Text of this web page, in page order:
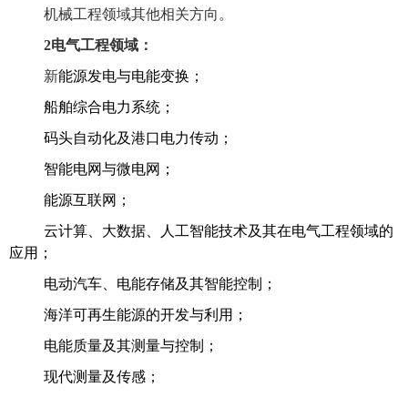
机械工程领域其他相关方向。
2电气工程领域：
新能源发电与电能变换；
船舶综合电力系统；
码头自动化及港口电力传动；
智能电网与微电网；
能源互联网；
云计算、大数据、人工智能技术及其在电气工程领域的
应用；
电动汽车、电能存储及其智能控制；
海洋可再生能源的开发与利用；
电能质量及其测量与控制；
现代测量及传感；